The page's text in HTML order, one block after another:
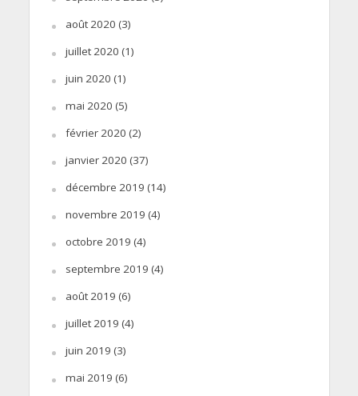
août 2020 (3)
juillet 2020 (1)
juin 2020 (1)
mai 2020 (5)
février 2020 (2)
janvier 2020 (37)
décembre 2019 (14)
novembre 2019 (4)
octobre 2019 (4)
septembre 2019 (4)
août 2019 (6)
juillet 2019 (4)
juin 2019 (3)
mai 2019 (6)